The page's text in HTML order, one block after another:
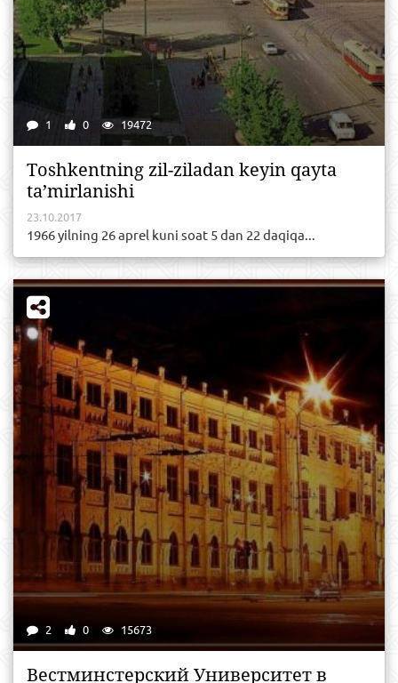
1 0 19472
Tоshkеntning zil-zilаdаn kеyin qаytа
tа’mirlаnishi
23.10.2017
1966 yilning 26 аprеl kuni sоаt 5 dаn 22 dаqiqа...
2 0 15673
Вестминстерский Университет в